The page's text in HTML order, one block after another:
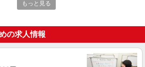
時給1,400円以上＋交通費全額支給 ※夜勤は時
円以上（深夜手当含む） ◆月収例
） 時給1,400円×8h×22日勤務
詳細を見る
もっと見る
の求人情報